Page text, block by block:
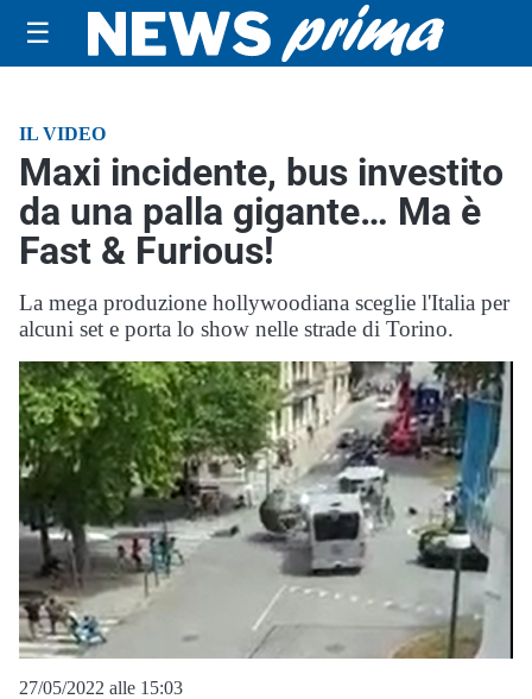
☰
IL VIDEO
Maxi incidente, bus investito
da una palla gigante… Ma è
Fast & Furious!
La mega produzione hollywoodiana sceglie l'Italia per
alcuni set e porta lo show nelle strade di Torino.
27/05/2022 alle 15:03